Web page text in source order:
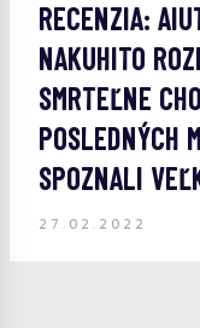
RECENZIA:
NAKUHITO
SMRTEĽNE
POSLEDNÝCH
SPOZNALI
27.02.2022